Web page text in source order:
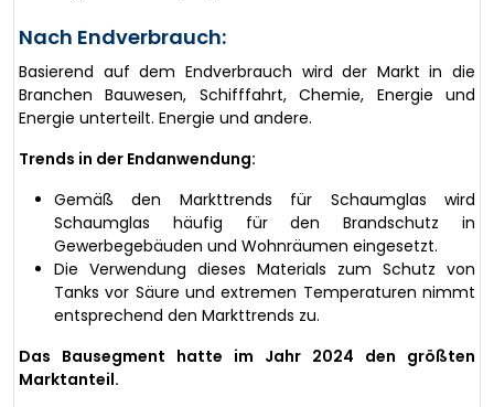
Nach Endverbrauch:
Basierend auf dem Endverbrauch wird der Markt in die
Branchen Bauwesen, Schifffahrt, Chemie, Energie und
Energie unterteilt. Energie und andere.
Trends in der Endanwendung:
Gemäß den Markttrends für Schaumglas wird
Schaumglas häufig für den Brandschutz in
Gewerbegebäuden und Wohnräumen eingesetzt.
Die Verwendung dieses Materials zum Schutz von
Tanks vor Säure und extremen Temperaturen nimmt
entsprechend den Markttrends zu.
Das Bausegment hatte im Jahr 2024 den größten
Marktanteil.